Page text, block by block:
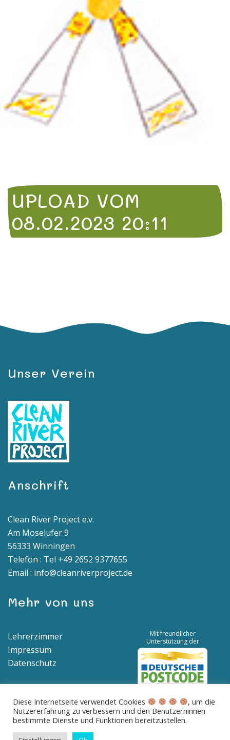
UPLOAD VOM
08.02.2023 20:11
Unser Verein
Anschrift
Clean River Project e.v.
Am Moselufer 9
56333 Winningen
Telefon : Tel +49 2652 9377655
Email : info@cleanriverproject.de
Mehr von uns
Lehrerzimmer
Impressum
Datenschutz
Mit freundlicher
Unterstützung der
Spendenkonto | IBAN: DE04 5776 1591 8100 0538 00 | BIC:
Betreff: Spende für saubere Flüsse und Meere
Diese Internetseite verwendet Cookies
, um die
Nutzererfahrung zu verbessern und den Benutzerninnen
bestimmte Dienste und Funktionen bereitzustellen.